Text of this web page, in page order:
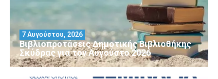
Βιβλιοπροτάσεις Δημοτικής Βιβλιοθήκης
Σκύδρας για τον Αύγούστο 2026
7 Αυγούστου, 2026